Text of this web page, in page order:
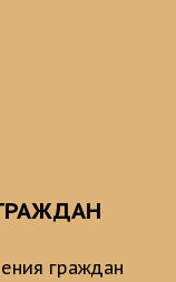
граждан